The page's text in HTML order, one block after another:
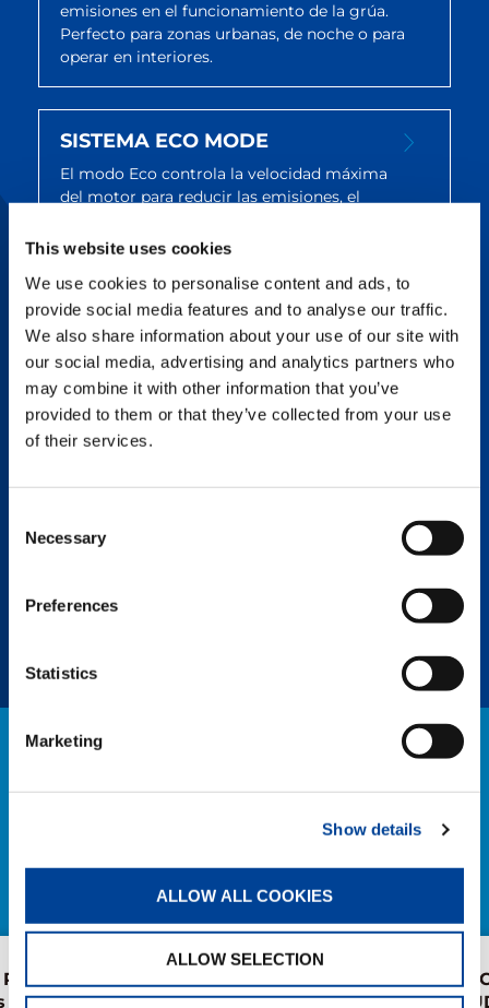
This website uses cookies
We use cookies to personalise content and ads, to
provide social media features and to analyse our traffic.
We also share information about your use of our site with
our social media, advertising and analytics partners who
may combine it with other information that you’ve
provided to them or that they’ve collected from your use
of their services.
Selection
Necessary
Preferences
Statistics
Marketing
Show details
ALLOW ALL COOKIES
ALLOW SELECTION
emisiones en el funcionamiento de la grúa.
Perfecto para zonas urbanas, de noche o para
operar en interiores.
SISTEMA ECO MODE
El modo Eco controla la velocidad máxima
del motor para reducir las emisiones, el
proporcionando a la vez un funcionamiento
START-STOP
La función start-stop permite apagar
manualmente el motor con un botón en la
cabina durante el funcionamiento de la grúa
para evitar el ralentí. Esta función puede
está apagado, el sistema de control de la
rápidamente tras volver a arrancar.
Dos gruas AC para
Talleres y Grúas Estación
IGNACIO
ESCUDERO